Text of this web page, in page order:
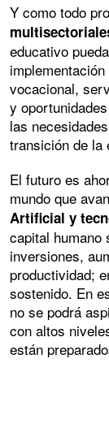
Y como todo
educativo
vocacional,
y
las
transición de la
El futuro es
mundo que
Artificial y
capital humano
inversiones,
productividad;
sostenido. En
no se podrá
con altos
están